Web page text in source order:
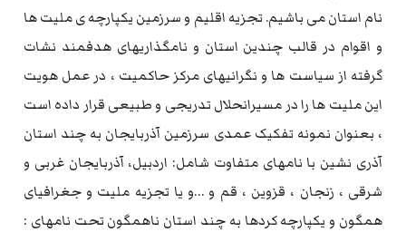
نام استان می باشیم. تجزیه اقلیم و سرزمین یکپارچه ی ملیت ها
و اقوام در قالب چندین استان و نامگذاریهای هدفمند نشات
گرفته از سیاست ها و نگرانیهای مرکز حاکمیت ، در عمل هویت
این ملیت ها را در مسیرانحلال تدریجی و طبیعی قرار داده است
، بعنوان نمونه تفکیک عمدی سرزمین آذربایجان به چند استان
آذری نشین با نامهای متفاوت شامل: اردبیل، آذربایجان غربی و
شرقی ، زنجان ، قزوین ، قم و …و یا تجزیه ملیت و جغرافیای
همگون و یکپارچه کردها به چند استان ناهمگون تحت نامهای :